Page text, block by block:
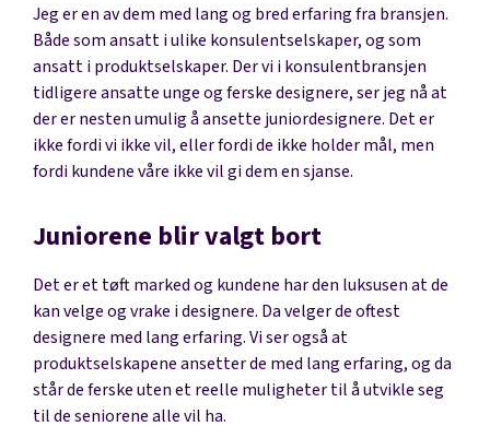
Jeg er en av dem med lang og bred erfaring fra bransjen.
Både som ansatt i ulike konsulentselskaper, og som
ansatt i produktselskaper. Der vi i konsulentbransjen
tidligere ansatte unge og ferske designere, ser jeg nå at
der er nesten umulig å ansette juniordesignere. Det er
ikke fordi vi ikke vil, eller fordi de ikke holder mål, men
fordi kundene våre ikke vil gi dem en sjanse.
Juniorene blir valgt bort
Det er et tøft marked og kundene har den luksusen at de
kan velge og vrake i designere. Da velger de oftest
designere med lang erfaring. Vi ser også at
produktselskapene ansetter de med lang erfaring, og da
står de ferske uten et reelle muligheter til å utvikle seg
til de seniorene alle vil ha.